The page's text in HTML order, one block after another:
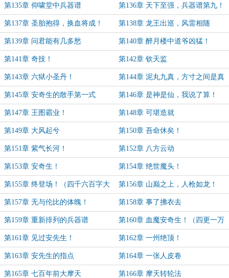
第135章 仰啸堂中兵器谱 第136章 天下至强，兵器谱第九！
第137章 圣胎抱得，换血将成！ 第138章 龙王出巡，风雷相随
第139章 问君能有几多愁 第140章 醉月楼中道爷凶猛！
第141章 奇技！ 第142章 钦天监
第143章 六狱小圣丹！ 第144章 泥丸九真，方寸之间是真
神！
第145章 安奇生的散手第一式 第146章 是神是仙，我说了算！
第147章 王图霸业！ 第148章 可堪造就
第149章 大风起兮 第150章 吾命休矣！
第151章 紫气长河！ 第152章 八方云动
第153章 安奇生！ 第154章 绝世魔头！
第155章 终登场！（四千六百字大
章）
第156章 山巅之上，人枪如龙！
第157章 无与伦比的体魄！ 第158章 事了拂衣去
第159章 重新排列的兵器谱 第160章 血魔安奇生！（四更一万
二）
第161章 见过安先生！ 第162章 一州绝顶！
第163章 安先生的指点 第164章 一张人皮卷
第165章 七百年前大摩天 第166章 摩天转轮法